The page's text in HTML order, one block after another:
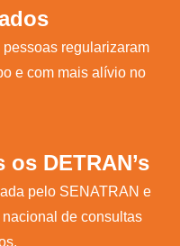
regularizaram
e com mais alívio no
DETRAN’s
pelo SENATRAN e
de consultas